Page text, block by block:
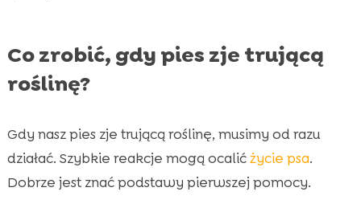
Co zrobić, gdy pies zje trującą
roślinę?
Gdy nasz pies zje trującą roślinę, musimy od razu
działać. Szybkie reakcje mogą ocalićżycie psa.
Dobrze jest znać podstawy pierwszej pomocy.